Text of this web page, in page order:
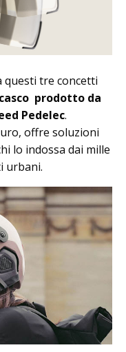
questi tre concetti
prodotto da
Pedelec.
offre soluzioni
lo indossa dai mille
urbani.